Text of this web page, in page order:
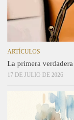
ARTÍCULOS
La primera
17 DE JULIO DE 2026